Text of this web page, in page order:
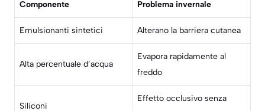
Componente Problema invernale
Emulsionanti sintetici Alterano la barriera cutanea
Alta percentuale d’acqua
Evapora rapidamente al
freddo
Siliconi
Effetto occlusivo senza